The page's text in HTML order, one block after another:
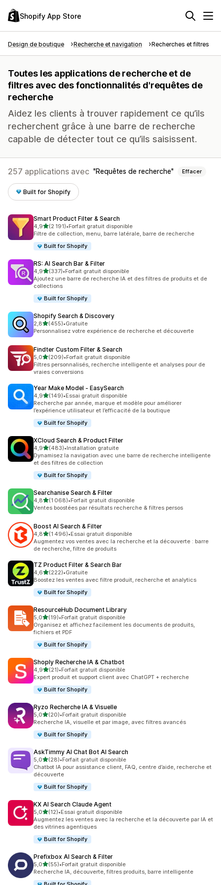
Shopify App Store
Design de boutique Recherche et navigation Recherches et filtres
Toutes les applications de recherche et de
filtres avec des fonctionnalités d'requêtes de
recherche
Aidez les clients à trouver rapidement ce qu’ils
recherchent grâce à une barre de recherche
capable de détecter tout ce qu’ils saisissent.
257 applications avec Requêtes de recherche Effacer
Built for Shopify
Smart Product Filter & Search
4,9étoile(s) sur 5
(2 191)
2191 avis au total
•Forfait gratuit disponible
Filtre de collection, menu, barre latérale, barre de recherche
Built for Shopify
RS: AI Search Bar & Filter
4,9étoile(s) sur 5
(337)
337 avis au total
•Forfait gratuit disponible
Ajoutez une barre de recherche IA et des filtres de produits et de
collections
Built for Shopify
Shopify Search & Discovery
2,8étoile(s) sur 5
(455)
455 avis au total
•Gratuite
Personnalisez votre expérience de recherche et découverte
Findter Custom Filter & Search
5,0étoile(s) sur 5
(209)
209 avis au total
•Forfait gratuit disponible
Filtres personnalisés, recherche intelligente et analyses pour de
vraies conversions
Year Make Model ‑ EasySearch
4,9étoile(s) sur 5
(149)
149 avis au total
•Essai gratuit disponible
Recherche par année, marque et modèle pour améliorer
l’expérience utilisateur et l’efficacité de la boutique
Built for Shopify
XCloud Search & Product Filter
4,9étoile(s) sur 5
(483)
483 avis au total
•Installation gratuite
Dynamisez la navigation avec une barre de recherche intelligente
et des filtres de collection
Built for Shopify
Searchanise Search & Filter
4,8étoile(s) sur 5
(1 068)
1068 avis au total
•Forfait gratuit disponible
Ventes boostées par résultats recherche & filtres persos
Boost AI Search & Filter
4,8étoile(s) sur 5
(1 496)
1496 avis au total
•Essai gratuit disponible
Augmentez vos ventes avec la recherche et la découverte : barre
de recherche, filtre de produits
TZ Product Filter & Search Bar
4,6étoile(s) sur 5
(222)
222 avis au total
•Gratuite
Boostez les ventes avec filtre produit, recherche et analytics
Built for Shopify
ResourceHub Document Library
5,0étoile(s) sur 5
(19)
19 avis au total
•Forfait gratuit disponible
Organisez et affichez facilement les documents de produits,
fichiers et PDF
Built for Shopify
Shoply Recherche IA & Chatbot
4,9étoile(s) sur 5
(21)
21 avis au total
•Forfait gratuit disponible
Expert produit et support client avec ChatGPT + recherche
Built for Shopify
Ryzo Recherche IA & Visuelle
5,0étoile(s) sur 5
(20)
20 avis au total
•Forfait gratuit disponible
Recherche IA, visuelle et par image, avec filtres avancés
Built for Shopify
AskTimmy AI Chat Bot AI Search
5,0étoile(s) sur 5
(28)
28 avis au total
•Forfait gratuit disponible
Chatbot IA pour assistance client, FAQ, centre d’aide, recherche et
découverte
Built for Shopify
KX AI Search Claude Agent
5,0étoile(s) sur 5
(12)
12 avis au total
•Essai gratuit disponible
Augmentez les ventes avec la recherche et la découverte par IA et
des vitrines agentiques
Built for Shopify
Prefixbox AI Search & Filter
5,0étoile(s) sur 5
(55)
55 avis au total
•Forfait gratuit disponible
Recherche IA, découverte, filtres produits, barre intelligente